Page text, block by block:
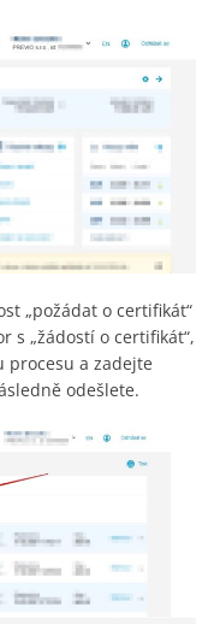
„požádat o certifikát“
s „žádostí o certifikát“,
procesu a zadejte
odešlete.